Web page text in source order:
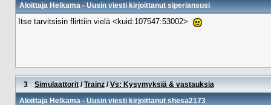
AloittajaHelkama- Uusin viesti kirjoittanutsiperiansusi
Itse tarvitsisin flirttiin vielä <kuid:107547:53002>
3 Simulaattorit/Trainz/Vs: Kysymyksiä & vastauksia
AloittajaHelkama- Uusin viesti kirjoittanutshesa2173